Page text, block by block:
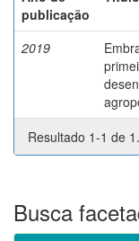
publicação
2019
Resultado 1-1 de 1.
Busca